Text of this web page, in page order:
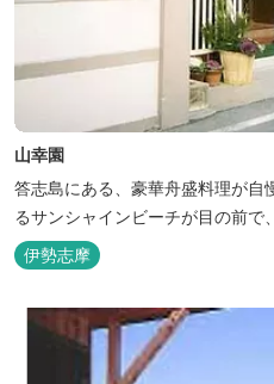
山幸園
答志島にある、豪華舟盛料理が自
るサンシャインビーチが目の前で
伊勢志摩